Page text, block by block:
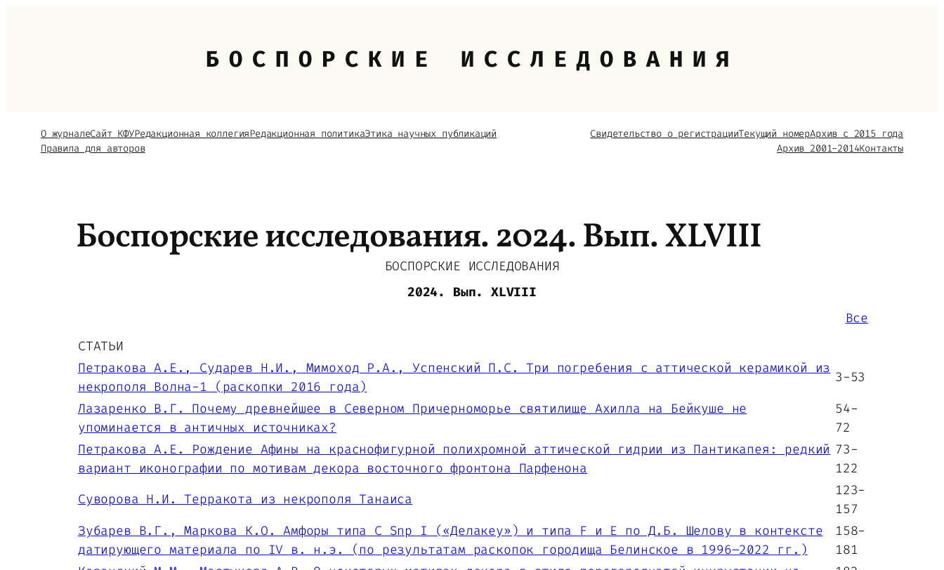
БОСПОРСКИЕ ИССЛЕДОВАНИЯ
О журналеСайт КФУРедакционная коллегияРедакционная политикаЭтика научных публикаций
Правила для авторов
Свидетельство о регистрацииТекущий номерАрхив с 2015 года
Архив 2001-2014Контакты
Боспорские исследования. 2024. Вып. XLVIII
БОСПОРСКИЕ ИССЛЕДОВАНИЯ
2024. Вып. XLVIII
Все
СТАТЬИ
Петракова А.Е., Сударев Н.И., Мимоход Р.А., Успенский П.С. Три погребения с аттической керамикой из
некрополя Волна-1 (раскопки 2016 года)
3-53
Лазаренко В.Г . Почему древнейшее в Северном Причерноморье святилище Ахилла на Бейкуше не
упоминается в античных источниках?
54-
72
Петракова А.Е.
Рождение Афины на краснофигурной полихромной аттической гидрии из Пантикапея: редкий
вариант иконографии по мотивам декора восточного фронтона Парфенона
73-
122
Суворова Н.И. Терракота из некрополя Танаиса
123-
157
Зубарев В.Г., Маркова К.О. Амфоры типа С Snp I («Делакеу») и типа F и E по Д.Б. Шелову в контексте
датирующего материала по IV в. н.э. (по результатам раскопок городища Белинское в 1996–2022 гг.)
158-
181